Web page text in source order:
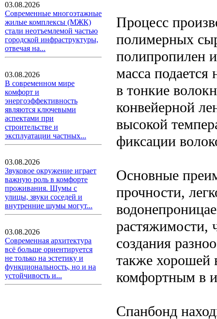
03.08.2026
Современные многоэтажные
жилые комплексы (МЖК)
стали неотъемлемой частью
городской инфраструктуры,
отвечая на...
03.08.2026
В современном мире
комфорт и
энергоэффективность
являются ключевыми
аспектами при
строительстве и
эксплуатации частных...
03.08.2026
Звуковое окружение играет
важную роль в комфорте
проживания. Шумы с
улицы, звуки соседей и
внутренние шумы могут...
03.08.2026
Современная архитектура
всё больше ориентируется
не только на эстетику и
функциональность, но и на
устойчивость и...
Процесс
полимерных
полипропилен
масса подается
в тонкие
конвейерной
высокой
фиксации
Основные
прочности,
растяжимости,
создания
также хорошей
комфортным в
Спанбонд